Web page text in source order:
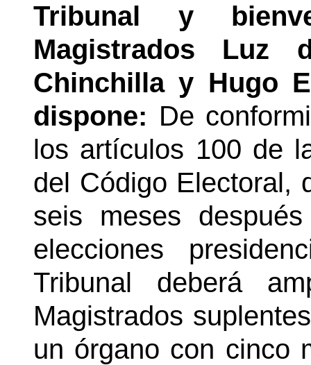
Tribunal y
Magistrados Luz
Chinchilla y Hugo
dispone: De
los artículos 100 de
del Código Electoral,
seis meses
elecciones
Tribunal deberá
Magistrados
un órgano con cinco